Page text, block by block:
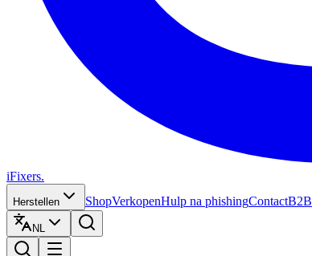
iFixers.
Herstellen ShopVerkopenHulp na phishingContactB2B
NL